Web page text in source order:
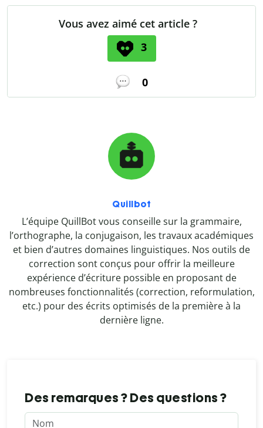
Vous avez aimé cet article ?
3
0
Quillbot
L’équipe QuillBot vous conseille sur la grammaire,
l’orthographe, la conjugaison, les travaux académiques
et bien d’autres domaines linguistiques. Nos outils de
correction sont conçus pour offrir la meilleure
expérience d’écriture possible en proposant de
nombreuses fonctionnalités (correction, reformulation,
etc.) pour des écrits optimisés de la première à la
dernière ligne.
Des remarques ? Des questions ?